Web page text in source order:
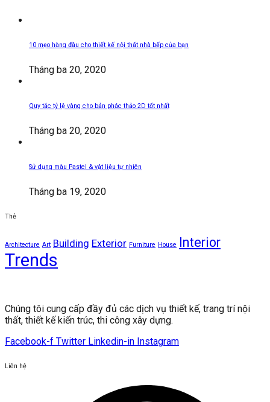
10 mẹo hàng đầu cho thiết kế nội thất nhà bếp của bạn
Tháng ba 20, 2020
Quy tắc tỷ lệ vàng cho bản phác thảo 2D tốt nhất
Tháng ba 20, 2020
Sử dụng màu Pastel & vật liệu tự nhiên
Tháng ba 19, 2020
Thẻ
Architecture Art Building Exterior Furniture House Interior
Trends
Chúng tôi cung cấp đầy đủ các dịch vụ thiết kế, trang trí nội
thất, thiết kế kiến ​​trúc, thi công xây dựng.
Facebook-f Twitter Linkedin-in Instagram
Liên hệ